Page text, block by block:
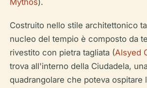
Mythos).
Costruito nello stile architettonico
nucleo del tempio è composto da
rivestito con pietra tagliata (Alsyed
trova all'interno della Ciudadela,
quadrangolare che poteva ospitare